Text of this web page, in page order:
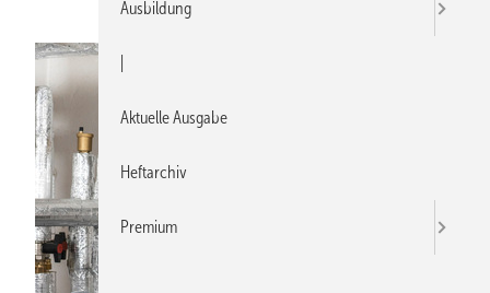
Ausbildung
Aktuelle Ausgabe
Heftarchiv
Premium